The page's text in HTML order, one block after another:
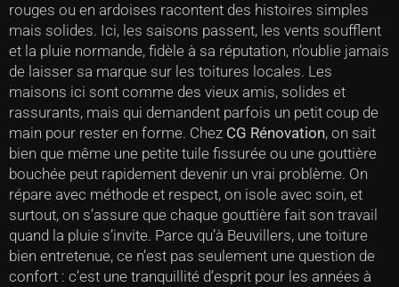
rouges ou en ardoises racontent des histoires simples
mais solides. Ici, les saisons passent, les vents soufflent
et la pluie normande, fidèle à sa réputation, n’oublie jamais
de laisser sa marque sur les toitures locales. Les
maisons ici sont comme des vieux amis, solides et
rassurants, mais qui demandent parfois un petit coup de
main pour rester en forme. Chez CG Rénovation, on sait
bien que même une petite tuile fissurée ou une gouttière
bouchée peut rapidement devenir un vrai problème. On
répare avec méthode et respect, on isole avec soin, et
surtout, on s’assure que chaque gouttière fait son travail
quand la pluie s’invite. Parce qu’à Beuvillers, une toiture
bien entretenue, ce n’est pas seulement une question de
confort : c’est une tranquillité d’esprit pour les années à